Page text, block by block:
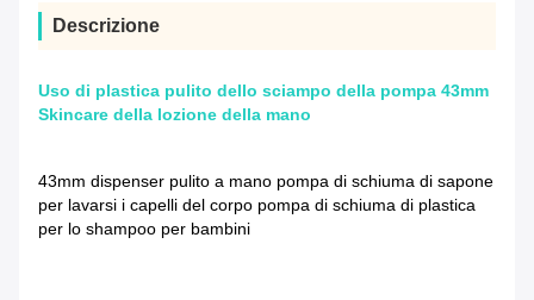
Descrizione
Uso di plastica pulito dello sciampo della pompa 43mm
Skincare della lozione della mano
43mm dispenser pulito a mano pompa di schiuma di sapone
per lavarsi i capelli del corpo pompa di schiuma di plastica
per lo shampoo per bambini